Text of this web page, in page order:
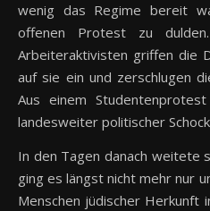
wenig das Regime bereit
offenen Protest zu
Arbeiteraktivisten griffen die
auf sie ein und zerschlugen
Aus einem
landesweiter politischer
In den Tagen danach weitete
ging es längst nicht mehr nur
Menschen jüdischer Herkunft